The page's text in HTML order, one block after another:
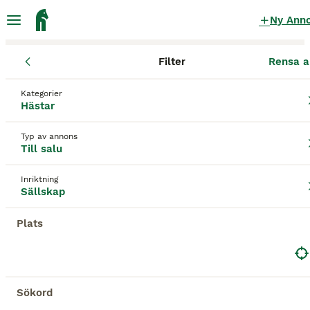
Ny
Filter Rensa
Kategorier
Hästar
Typ av annons
Till salu
Inriktning
Sällskap
Plats
Sökord
Sällskap till salu
Spara sökning
PRO